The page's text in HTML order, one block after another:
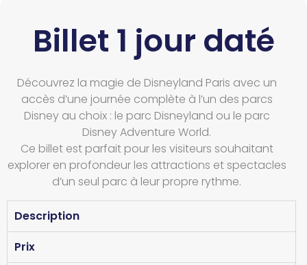
Billet 1 jour daté
Découvrez la magie de Disneyland Paris avec un
accès d’une journée complète à l’un des parcs
Disney au choix : le parc Disneyland ou le parc
Disney Adventure World.
Ce billet est parfait pour les visiteurs souhaitant
explorer en profondeur les attractions et spectacles
d’un seul parc à leur propre rythme.
Description
Prix